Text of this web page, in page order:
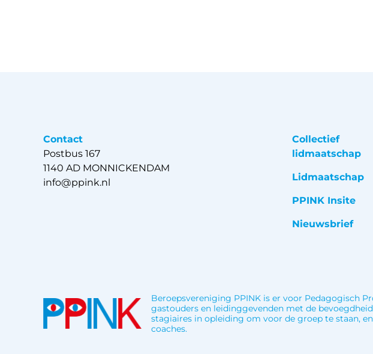
Contact
Postbus 167
1140 AD MONNICKENDAM
info@ppink.nl
Collectief
lidmaatschap
Lidmaatschap
PPINK Insite
Nieuwsbrief
Beroepsvereniging PPINK is er voor Pedagogisch
gastouders en leidinggevenden met de
stagiaires in opleiding om voor de groep te staan,
coaches.